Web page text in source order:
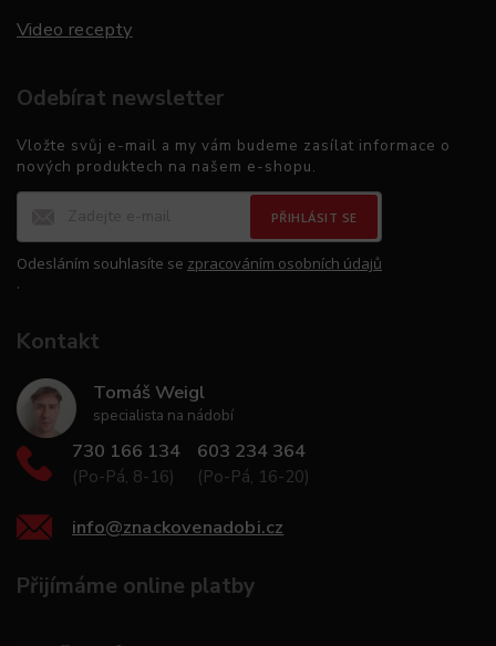
Video recepty
Odebírat newsletter
Vložte svůj e-mail a my vám budeme zasílat informace o
nových produktech na našem e-shopu.
PŘIHLÁSIT SE
Odesláním souhlasíte se zpracováním osobních údajů
.
Kontakt
Tomáš Weigl
specialista na nádobí
730 166 134
(Po-Pá, 8-16)
603 234 364
(Po-Pá, 16-20)
info@znackovenadobi.cz
Přijímáme online platby